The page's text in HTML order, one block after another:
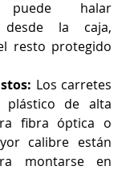
halar
desde la caja,
resto protegido
Los carretes
de alta
fibra óptica o
calibre están
montarse en